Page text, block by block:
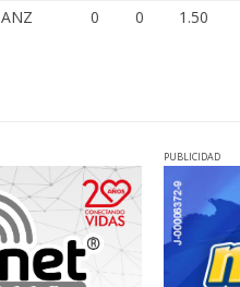
ANZ 0 0 1.50
PUBLICIDAD